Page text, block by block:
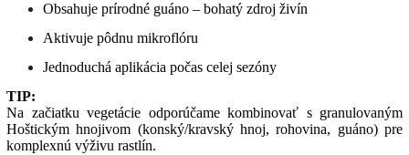
Obsahuje prírodné guáno – bohatý zdroj živín
Aktivuje pôdnu mikroflóru
Jednoduchá aplikácia počas celej sezóny
TIP:
Na začiatku vegetácie odporúčame kombinovať s granulovaným
Hoštickým hnojivom (konský/kravský hnoj, rohovina, guáno) pre
komplexnú výživu rastlín.